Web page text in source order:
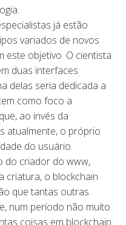
já estão
variados de novos
este objetivo. O cientista
duas interfaces
delas seria dedicada a
como foco a
ao invés da
atualmente, o próprio
do usuário.
do criador do www,
criatura, o blockchain
que tantas outras
num período não muito
coisas em blockchain